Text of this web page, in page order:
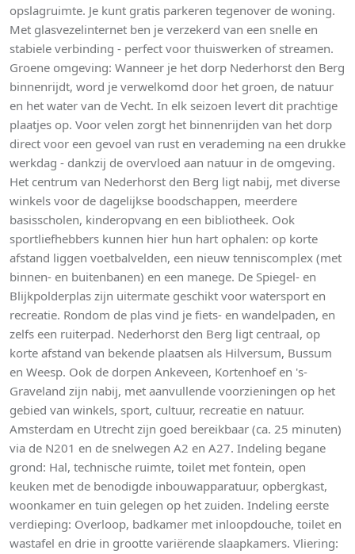
opslagruimte. Je kunt gratis parkeren tegenover de woning.
Met glasvezelinternet ben je verzekerd van een snelle en
stabiele verbinding - perfect voor thuiswerken of streamen.
Groene omgeving: Wanneer je het dorp Nederhorst den Berg
binnenrijdt, word je verwelkomd door het groen, de natuur
en het water van de Vecht. In elk seizoen levert dit prachtige
plaatjes op. Voor velen zorgt het binnenrijden van het dorp
direct voor een gevoel van rust en verademing na een drukke
werkdag - dankzij de overvloed aan natuur in de omgeving.
Het centrum van Nederhorst den Berg ligt nabij, met diverse
winkels voor de dagelijkse boodschappen, meerdere
basisscholen, kinderopvang en een bibliotheek. Ook
sportliefhebbers kunnen hier hun hart ophalen: op korte
afstand liggen voetbalvelden, een nieuw tenniscomplex (met
binnen- en buitenbanen) en een manege. De Spiegel- en
Blijkpolderplas zijn uitermate geschikt voor watersport en
recreatie. Rondom de plas vind je fiets- en wandelpaden, en
zelfs een ruiterpad. Nederhorst den Berg ligt centraal, op
korte afstand van bekende plaatsen als Hilversum, Bussum
en Weesp. Ook de dorpen Ankeveen, Kortenhoef en 's-
Graveland zijn nabij, met aanvullende voorzieningen op het
gebied van winkels, sport, cultuur, recreatie en natuur.
Amsterdam en Utrecht zijn goed bereikbaar (ca. 25 minuten)
via de N201 en de snelwegen A2 en A27. Indeling begane
grond: Hal, technische ruimte, toilet met fontein, open
keuken met de benodigde inbouwapparatuur, opbergkast,
woonkamer en tuin gelegen op het zuiden. Indeling eerste
verdieping: Overloop, badkamer met inloopdouche, toilet en
wastafel en drie in grootte variërende slaapkamers. Vliering: